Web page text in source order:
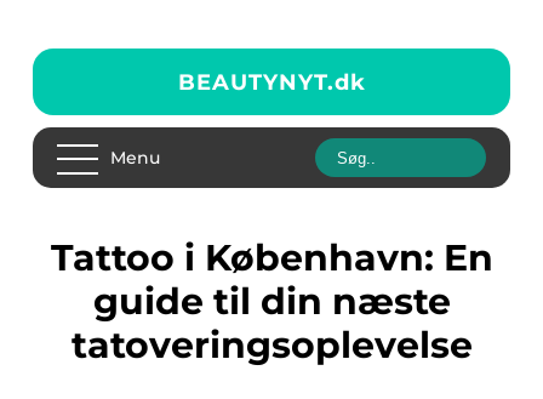
BEAUTYNYT.dk
Menu
Tattoo i København: En
guide til din næste
tatoveringsoplevelse